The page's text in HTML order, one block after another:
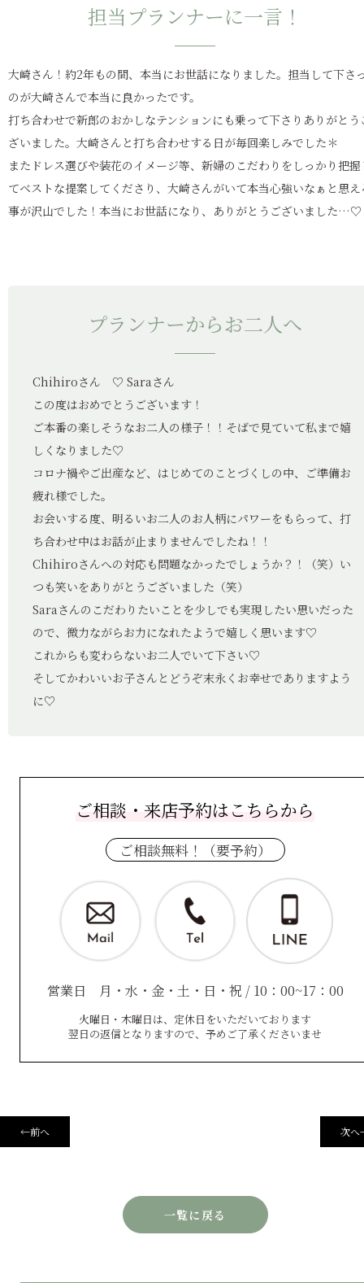
担当プランナーに一言！
大崎さん！約2年もの間、本当にお世話になりました。担当して下さ
のが大崎さんで本当に良かったです。
打ち合わせで新郎のおかしなテンションにも乗って下さりありがとう
ざいました。大崎さんと打ち合わせする日が毎回楽しみでした＊
またドレス選びや装花のイメージ等、新婦のこだわりをしっかり把握
てベストな提案してくださり、大崎さんがいて本当心強いなぁと思え
事が沢山でした！本当にお世話になり、ありがとうございました…♡
プランナーからお二人へ
Chihiroさん ♡ Saraさん
この度はおめでとうございます！
ご本番の楽しそうなお二人の様子！！そばで見ていて私まで嬉
しくなりました♡
コロナ禍やご出産など、はじめてのことづくしの中、ご準備お
疲れ様でした。
お会いする度、明るいお二人のお人柄にパワーをもらって、打
ち合わせ中はお話が止まりませんでしたね！！
Chihiroさんへの対応も問題なかったでしょうか？！（笑）い
つも笑いをありがとうございました（笑）
Saraさんのこだわりたいことを少しでも実現したい思いだった
ので、微力ながらお力になれたようで嬉しく思います♡
これからも変わらないお二人でいて下さい♡
そしてかわいいお子さんとどうぞ末永くお幸せでありますよう
に♡
ご相談・来店予約はこちらから
ご相談無料！（要予約）
営業日 月・水・金・土・日・祝 / 10：00~17：00
火曜日・木曜日は、定休日をいただいております
翌日の返信となりますので、予めご了承くださいませ
←前へ 次へ
一覧に戻る